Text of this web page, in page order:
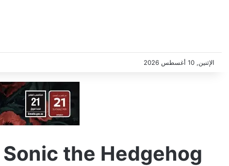
الإثنين, 10 أغسطس 2026
Sonic the Hedgehog